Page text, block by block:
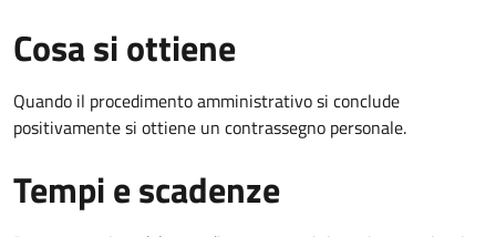
Cosa si ottiene
Quando il procedimento amministrativo si conclude
positivamente si ottiene un contrassegno personale.
Tempi e scadenze